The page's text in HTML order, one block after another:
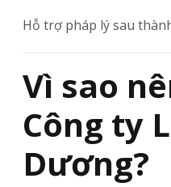
Hỗ trợ pháp lý sau
Vì sao
Công ty
Dương?